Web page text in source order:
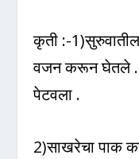
कृती :-
वजन करून घेतले .
पेटवला .
2)साखरेचा पाक